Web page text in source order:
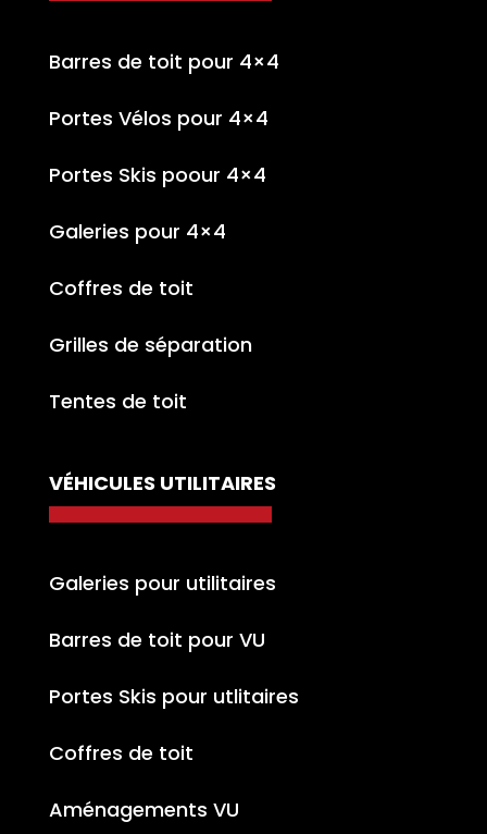
Barres de toit pour 4×4
Portes Vélos pour 4×4
Portes Skis poour 4×4
Galeries pour 4×4
Coffres de toit
Grilles de séparation
Tentes de toit
VÉHICULES UTILITAIRES
Galeries pour utilitaires
Barres de toit pour VU
Portes Skis pour utlitaires
Coffres de toit
Aménagements VU